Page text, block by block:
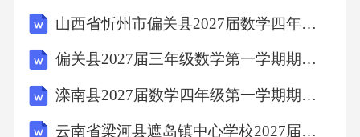
吵更伤轻蔑的典型表现常表现为翻白眼、冷
笑、言语嘲讽等肢体或语言上的不屑，充满了
优越感。刺伤自尊的攻击常用语：“你太无知
了”、“你怎么这么傻”。这类话直接否定对方的
山西省忻州市偏关县2027届数学四年级第一学期期末学业质量监测模拟试题含解析
偏关县2027届三年级数学第一学期期末预测试题含解析
滦南县2027届数学四年级第一学期期末监测试题含解析
云南省梁河县遮岛镇中心学校2027届数学四上期末质量检测试题含解析